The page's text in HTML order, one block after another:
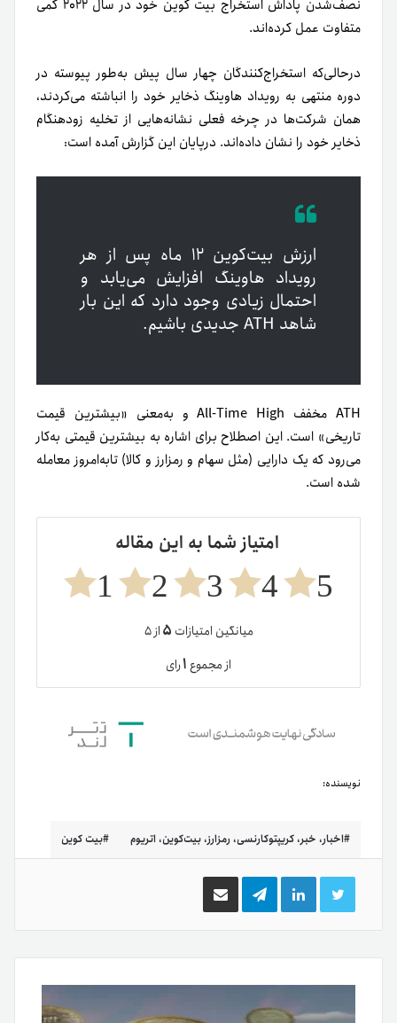
نصف‌شدن پاداش استخراج بیت کوین خود در سال ۲۰۲۲ کمی
متفاوت عمل کرده‌اند.
درحالی‌که استخراج‌کنندگان چهار سال پیش به‌طور پیوسته در
دوره منتهی به رویداد هاوینگ ذخایر خود را انباشته می‌کردند،
همان شرکت‌ها در چرخه فعلی نشانه‌هایی از تخلیه زودهنگام
ذخایر خود را نشان داده‌اند. درپایان این گزارش آمده است:
ارزش بیت‌کوین ۱۲ ماه پس از هر
رویداد هاوینگ افزایش می‌یابد و
احتمال زیادی وجود دارد که این بار
شاهد ATH جدیدی باشیم.
ATH مخفف All-Time High و به‌معنی «بیشترین قیمت
تاریخی» است. این اصطلاح برای اشاره به بیشترین قیمتی به‌کار
می‌رود که یک دارایی (مثل سهام و رمزارز و کالا) تا‌به‌امروز معامله
شده است.
امتیاز شما به این مقاله
5
4
3
2
1
میانگین امتیازات ۵از ۵
از مجموع۱رای
نویسنده:
اخبار، خبر، کریپتوکارنسی، رمزارز، بیت‌کوین، اتریوم بیت کوین
توییتر لینکدینتلگرام اشتراک
گذاری
ایمیل